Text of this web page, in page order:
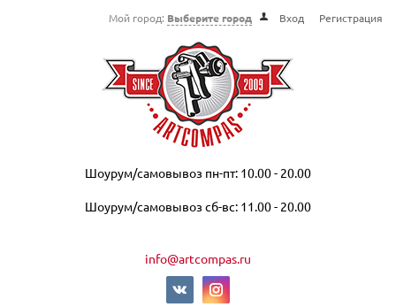
Мой город: Выберите город Вход Регистрация
Шоурум/самовывоз пн-пт: 10.00 - 20.00
Шоурум/самовывоз сб-вс: 11.00 - 20.00
info@artcompas.ru